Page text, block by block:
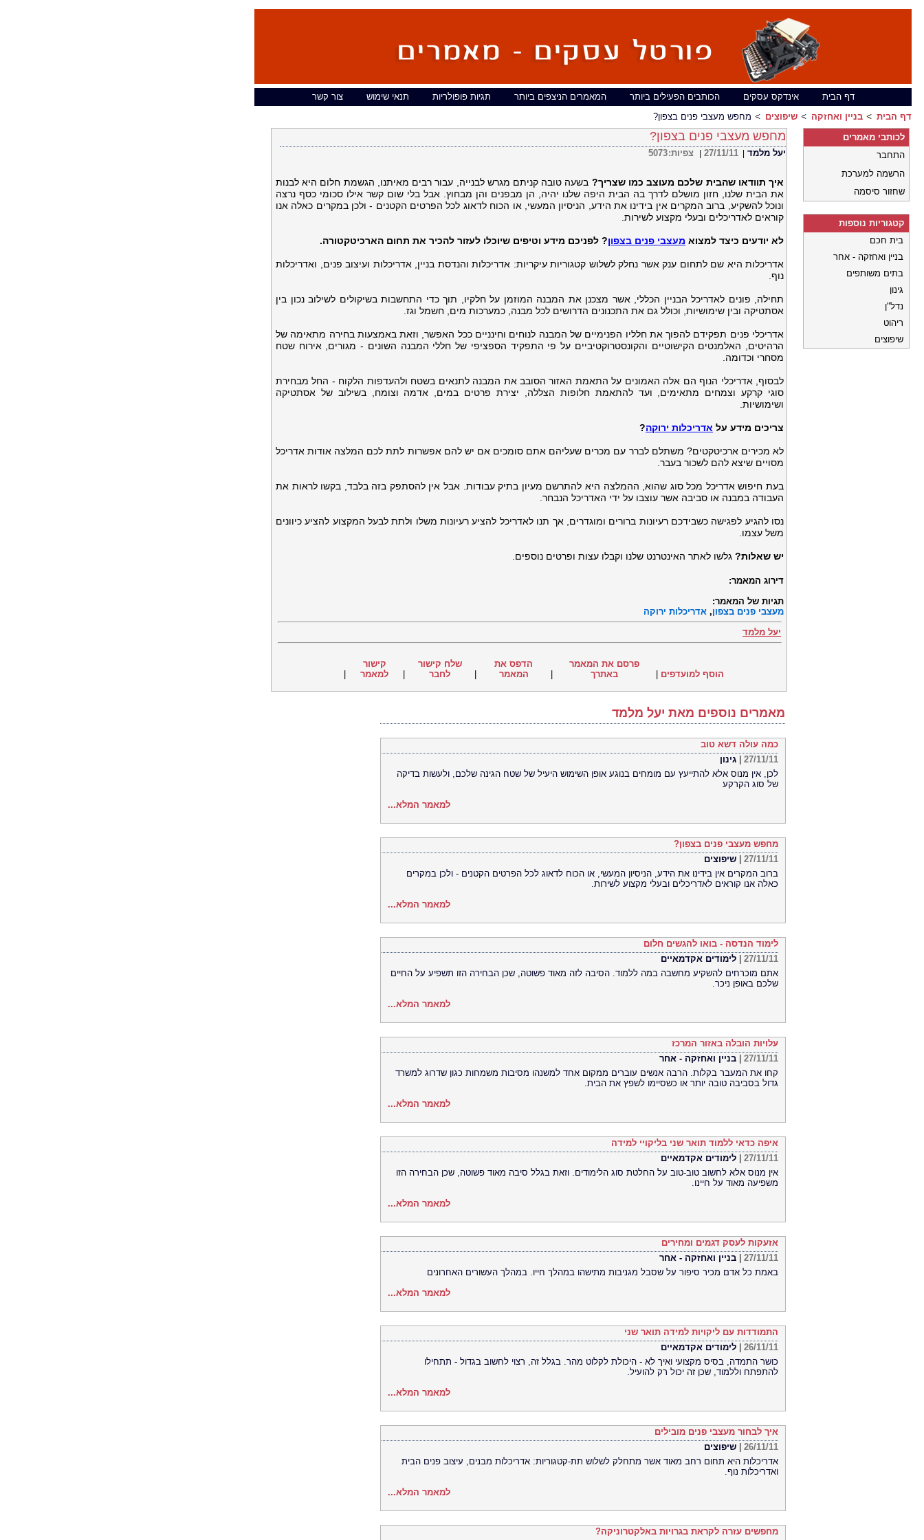
דף הבית אינדקס עסקים הכותבים הפעילים ביותר המאמרים הניצפים ביותר תגיות פופולריות תנאי שימוש
צור קשר
דף הבית
בניין ואחזקה שיפוצים מחפש מעצבי פנים בצפון?
מחפש מעצבי פנים בצפון?
יעל מלמד 27/11/11 צפיות:5073
איך תוודאו שהבית שלכם מעוצב כמו שצריך? בשעה טובה קניתם מגרש לבנייה, עבור רבים מאיתנו, הגשמת חלום היא לבנות
את הבית שלנו, חזון מושלם לדרך בה הבית היפה שלנו יהיה, הן מבפנים והן מבחוץ. אבל בלי שום קשר אילו סכומי כסף נרצה
ונוכל להשקיע, ברוב המקרים אין בידינו את הידע, הניסיון המעשי, או הכוח לדאוג לכל הפרטים הקטנים - ולכן במקרים כאלה אנו
קוראים לאדריכלים ובעלי מקצוע לשירות.
לא יודעים כיצד למצוא מעצבי פנים בצפון? לפניכם מידע וטיפים שיוכלו לעזור להכיר את תחום הארכיטקטורה.
אדריכלות היא שם לתחום ענק אשר נחלק לשלוש קטגוריות עיקריות: אדריכלות והנדסת בניין, אדריכלות ועיצוב פנים, ואדריכלות
נוף.
תחילה, פונים לאדריכל הבניין הכללי, אשר מצכנן את המבנה המוזמן על חלקיו, תוך כדי התחשבות בשיקולים לשילוב נכון בין
אסתטיקה ובין שימושיות, וכולל גם את התכנונים הדרושים לכל מבנה, כמערכות מים, חשמל וגז.
אדריכלי פנים תפקידם להפוך את חלליו הפנימיים של המבנה לנוחים וחינניים ככל האפשר, וזאת באמצעות בחירה מתאימה של
הרהיטים, האלמנטים הקישוטיים והקונסטרוקטיביים על פי התפקיד הספציפי של חללי המבנה השונים - מגורים, אירוח שטח
מסחרי וכדומה.
לבסוף, אדריכלי הנוף הם אלה האמונים על התאמת האזור הסובב את המבנה לתנאים בשטח ולהעדפות הלקוח - החל מבחירת
סוגי קרקע וצמחים מתאימים, ועד להתאמת חלופות הצללה, יצירת פרטים במים, אדמה וצומח, בשילוב של אסתטיקה
ושימושיות.
צריכים מידע על אדריכלות ירוקה?
לא מכירים ארכיטקטים? משתלם לברר עם מכרים שעליהם אתם סומכים אם יש להם אפשרות לתת לכם המלצה אודות אדריכל
מסויים שיצא להם לשכור בעבר.
בעת חיפוש אדריכל מכל סוג שהוא, ההמלצה היא להתרשם מעיון בתיק עבודות. אבל אין להסתפק בזה בלבד, בקשו לראות את
העבודה במבנה או סביבה אשר עוצבו על ידי האדריכל הנבחר.
נסו להגיע לפגישה כשבידכם רעיונות ברורים ומוגדרים, אך תנו לאדריכל להציע רעיונות משלו ולתת לבעל המקצוע להציע כיוונים
משל עצמו.
יש שאלות? גלשו לאתר האינטרנט שלנו וקבלו עצות ופרטים נוספים.
דירוג המאמר:
תגיות של המאמר:
מעצבי פנים בצפון, אדריכלות ירוקה
יעל מלמד
הוסף למועדפים |
פרסם את המאמר
באתרך
|
הדפס את
המאמר
|
שלח קישור
לחבר
|
קישור
למאמר
|
מאמרים נוספים מאת יעל מלמד
כמה עולה דשא טוב
27/11/11
גינון
לכן, אין מנוס אלא להתייעץ עם מומחים בנוגע אופן השימוש היעיל של שטח הגינה שלכם, ולעשות בדיקה
של סוג הקרקע
למאמר המלא...
מחפש מעצבי פנים בצפון?
27/11/11
שיפוצים
ברוב המקרים אין בידינו את הידע, הניסיון המעשי, או הכוח לדאוג לכל הפרטים הקטנים - ולכן במקרים
כאלה אנו קוראים לאדריכלים ובעלי מקצוע לשירות.
למאמר המלא...
לימוד הנדסה - בואו להגשים חלום
27/11/11
לימודים אקדמאיים
אתם מוכרחים להשקיע מחשבה במה ללמוד. הסיבה לזה מאוד פשוטה, שכן הבחירה הזו תשפיע על החיים
שלכם באופן ניכר.
למאמר המלא...
עלויות הובלה באזור המרכז
27/11/11
בניין ואחזקה - אחר
קחו את המעבר בקלות. הרבה אנשים עוברים ממקום אחד למשנהו מסיבות משמחות כגון שדרוג למשרד
גדול בסביבה טובה יותר או כשסיימו לשפץ את הבית.
למאמר המלא...
איפה כדאי ללמוד תואר שני בליקויי למידה
27/11/11
לימודים אקדמאיים
אין מנוס אלא לחשוב טוב-טוב על החלטת סוג הלימודים. וזאת בגלל סיבה מאוד פשוטה, שכן הבחירה הזו
משפיעה מאוד על חיינו.
למאמר המלא...
אזעקות לעסק דגמים ומחירים
27/11/11
בניין ואחזקה - אחר
באמת כל אדם מכיר סיפור על שסבל מגניבות מתישהו במהלך חייו. במהלך העשורים האחרונים
למאמר המלא...
התמודדות עם ליקויות למידה תואר שני
26/11/11
לימודים אקדמאיים
כושר התמדה, בסיס מקצועי ואיך לא - היכולת לקלוט מהר. בגלל זה, רצוי לחשוב בגדול - תתחילו
להתפתח וללמוד, שכן זה יכול רק להועיל.
למאמר המלא...
איך לבחור מעצבי פנים מובילים
26/11/11
שיפוצים
אדריכלות היא תחום רחב מאוד אשר מתחלק לשלוש תת-קטגוריות: אדריכלות מבנים, עיצוב פנים הבית
ואדריכלות נוף.
למאמר המלא...
מחפשים עזרה לקראת בגרויות באלקטרוניקה?
לכותבי מאמרים
התחבר
הרשמה למערכת
שחזור סיסמה
קטגוריות נוספות
בית חכם
בניין ואחזקה - אחר
בתים משותפים
גינון
נדל"ן
ריהוט
שיפוצים